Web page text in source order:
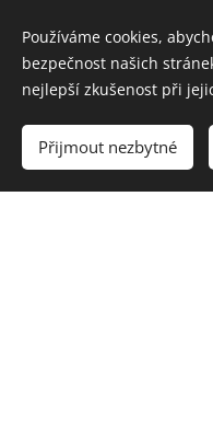
Používáme cookies,
bezpečnost našich
nejlepší zkušenost při
Přijmout nezbytné